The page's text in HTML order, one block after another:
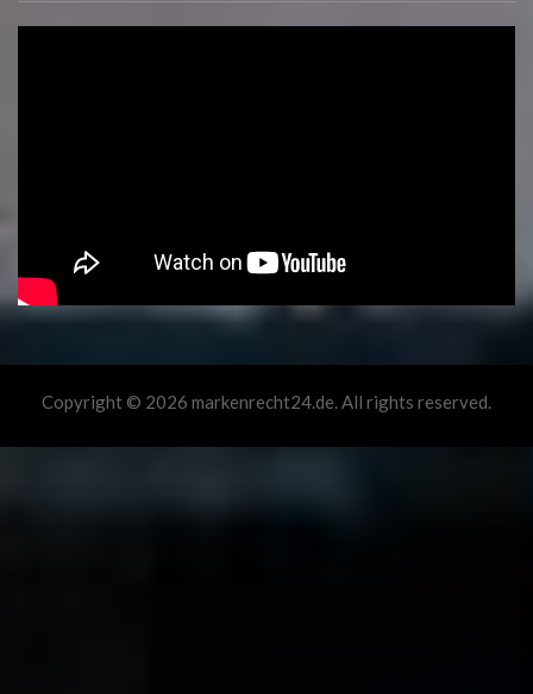
Copyright © 2026 markenrecht24.de. All rights reserved.